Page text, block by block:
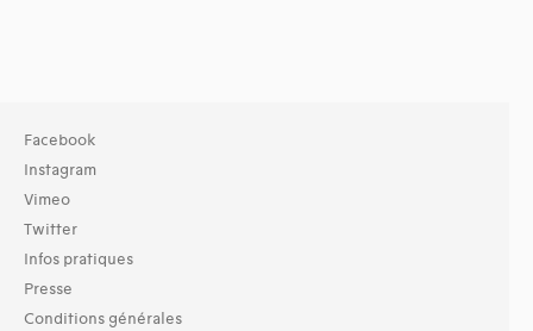
Facebook
Instagram
Vimeo
Twitter
Infos pratiques
Presse
Conditions générales